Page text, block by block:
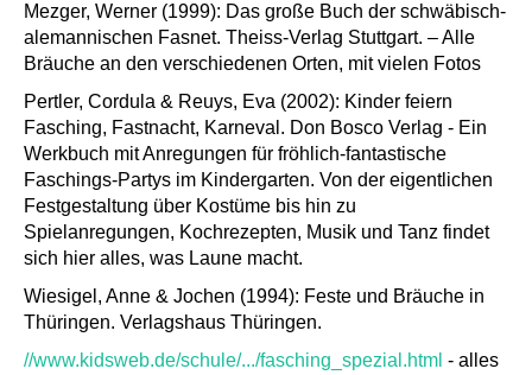
Mezger, Werner (1999): Das große Buch der schwäbisch-
alemannischen Fasnet. Theiss-Verlag Stuttgart. – Alle
Bräuche an den verschiedenen Orten, mit vielen Fotos
Pertler, Cordula & Reuys, Eva (2002): Kinder feiern
Fasching, Fastnacht, Karneval. Don Bosco Verlag - Ein
Werkbuch mit Anregungen für fröhlich-fantastische
Faschings-Partys im Kindergarten. Von der eigentlichen
Festgestaltung über Kostüme bis hin zu
Spielanregungen, Kochrezepten, Musik und Tanz findet
sich hier alles, was Laune macht.
Wiesigel, Anne & Jochen (1994): Feste und Bräuche in
Thüringen. Verlagshaus Thüringen.
//www.kidsweb.de/schule/.../fasching_spezial.html - alles